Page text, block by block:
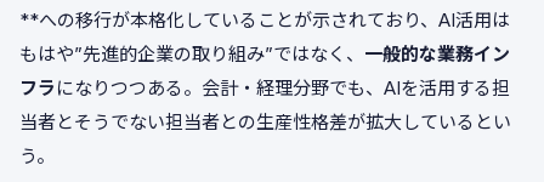
**への移行が本格化していることが示されており、AI活用は
もはや”先進的企業の取り組み”ではなく、 一般的な業務イン
フラ になりつつある。会計・経理分野でも、AIを活用する担
当者とそうでない担当者との生産性格差が拡大しているとい
う。